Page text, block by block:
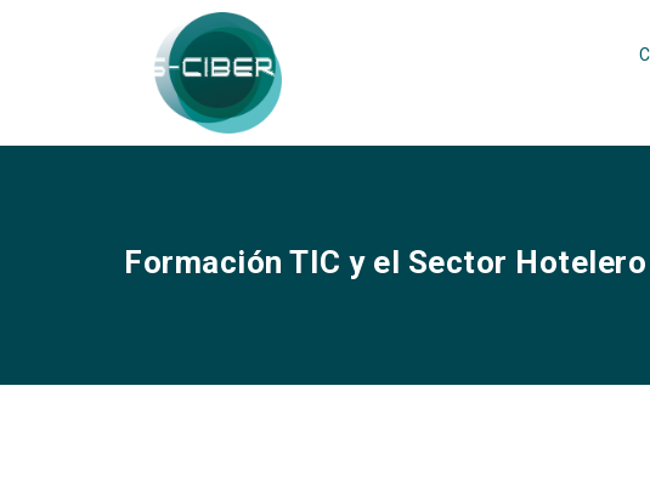
Formación TIC y el Sector Hotelero